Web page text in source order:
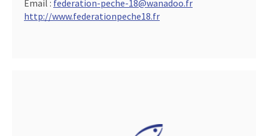
Email : federation-peche-18@wanadoo.fr
http://www.federationpeche18.fr